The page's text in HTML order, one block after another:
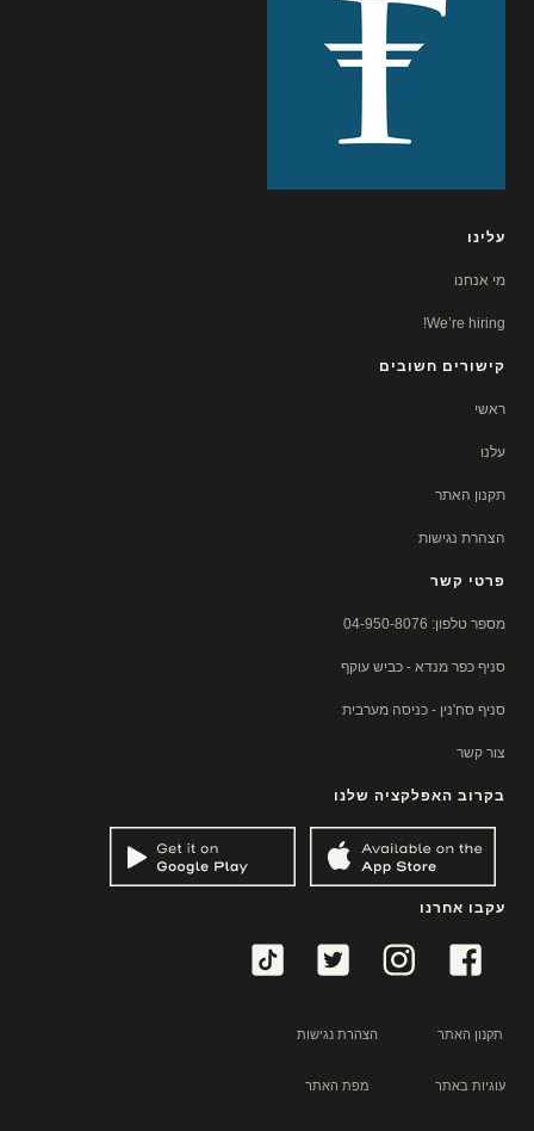
עלינו
מי אנחנו
We’re hiring!
קישורים חשובים
ראשי
עלנו
תקנון האתר
הצהרת נגישות
פרטי קשר
מספר טלפון: 04-950-8076
סניף כפר מנדא - כביש עוקף
סניף סח'נין - כניסה מערבית
צור קשר
בקרוב האפלקציה שלנו
עקבו אחרנו
תקנון האתר הצהרת נגישות
עוגיות באתר מפת האתר